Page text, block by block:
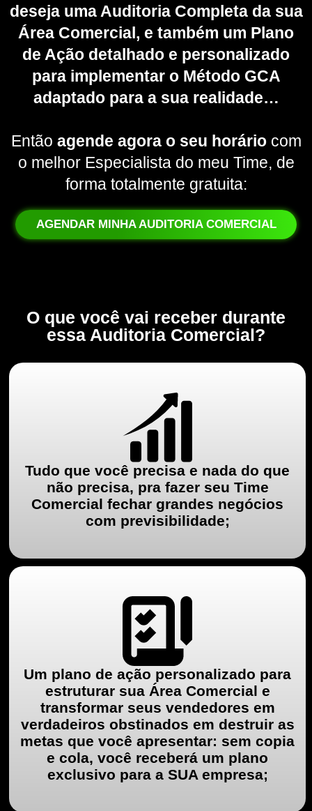
deseja uma Auditoria Completa da sua
Área Comercial, e também um Plano
de Ação detalhado e personalizado
para implementar o Método GCA
adaptado para a sua realidade…
Então agende agora o seu horáriocom
o melhor Especialista do meu Time, de
forma totalmente gratuita:
AGENDAR MINHA AUDITORIA COMERCIAL
O que você vai receber durante
essa Auditoria Comercial?
Tudo que você precisa e nada do que
não precisa, pra fazer seu Time
Comercial fechar grandes negócios
com previsibilidade;
Um plano de ação personalizado para
estruturar sua Área Comercial e
transformar seus vendedores em
verdadeiros obstinados em destruir as
metas que você apresentar: sem copia
e cola, você receberá um plano
exclusivo para a SUA empresa;